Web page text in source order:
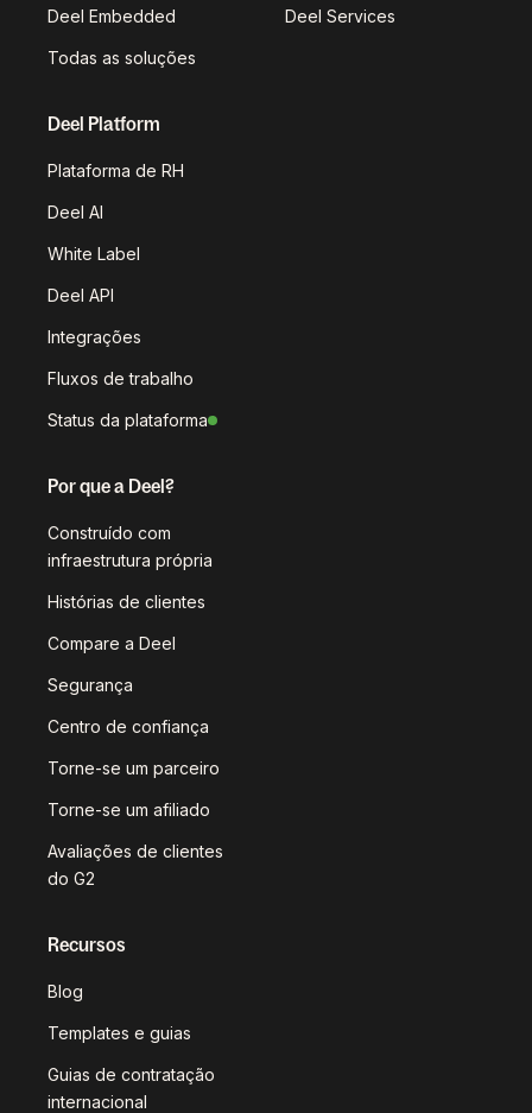
Deel Embedded Deel Services
Todas as soluções
Deel Platform
Plataforma de RH
Deel AI
White Label
Deel API
Integrações
Fluxos de trabalho
Status da plataforma
Por que a Deel?
Construído com
infraestrutura própria
Histórias de clientes
Compare a Deel
Segurança
Centro de confiança
Torne-se um parceiro
Torne-se um afiliado
Avaliações de clientes
do G2
Recursos
Blog
Templates e guias
Guias de contratação
internacional